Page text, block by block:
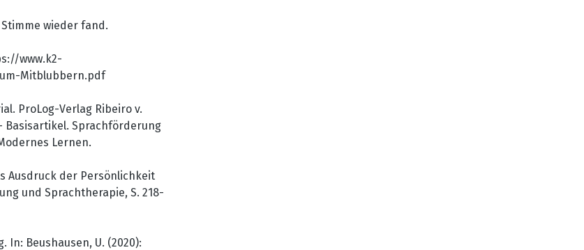
wieder fand.
www.k2-
Mitblubbern.pdf
ProLog-Verlag Ribeiro v.
Basisartikel. Sprachförderung
Lernen.
Ausdruck der Persönlichkeit
und Sprachtherapie, S. 218-
In: Beushausen, U. (2020):